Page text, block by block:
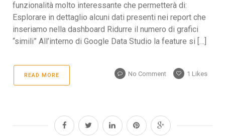
funzionalità molto interessante che permetterà di:
Esplorare in dettaglio alcuni dati presenti nei report che
inseriamo nella dashboard Ridurre il numero di grafici
“simili” All’interno di Google Data Studio la feature si […]
READ MORE No Comment 1 Likes